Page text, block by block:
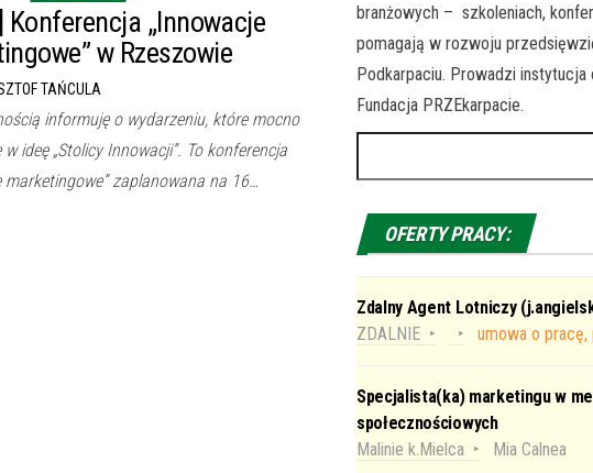
Konferencja „Innowacje
w Rzeszowie
TAŃCULA
informuję o wydarzeniu, które mocno
w ideę „Stolicy Innowacji”. To konferencja
marketingowe” zaplanowana na 16…
branżowych – szkoleniach,
pomagają w rozwoju
Podkarpaciu. Prowadzi instytucja
Fundacja PRZEkarpacie.
OFERTY PRACY:
Zdalny Agent Lotniczy
ZDALNIE
umowa o pracę,
Specjalista(ka) marketingu w
społecznościowych
Malinie k.Mielca
Mia Calnea